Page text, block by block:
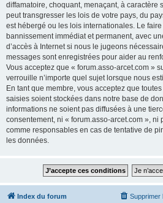
diffamatoire, choquant, menaçant, à caractère
peut transgresser les lois de votre pays, du
est hébergé ou les lois internationales. Le
bannissement immédiat et permanent, avec
d’accès à Internet si nous le jugeons
messages sont enregistrées pour aider au
Vous acceptez que « forum.asso-arcet.com »
verrouille n’importe quel sujet lorsque nous
En tant que membre, vous acceptez que
saisies soient stockées dans notre base de
informations ne soient pas diffusées à une
consentement, ni « forum.asso-arcet.com », ni
comme responsables en cas de tentative de
les données.
Index du forum Supprimer